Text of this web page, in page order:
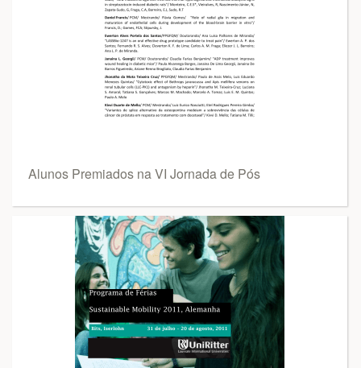
Alunos Premiados na VI Jornada de Pós